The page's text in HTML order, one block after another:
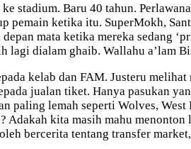
stadium. Baru 40 tahun.
ketika itu. SuperMokh,
mata ketika mereka sedang
lagi dialam ghaib. Wallahu a’lam
kelab dan FAM. Justeru
jualan tiket. Hanya pasukan
lemah seperti Wolves,
Adakah kita masih mahu
bercerita tentang transfer